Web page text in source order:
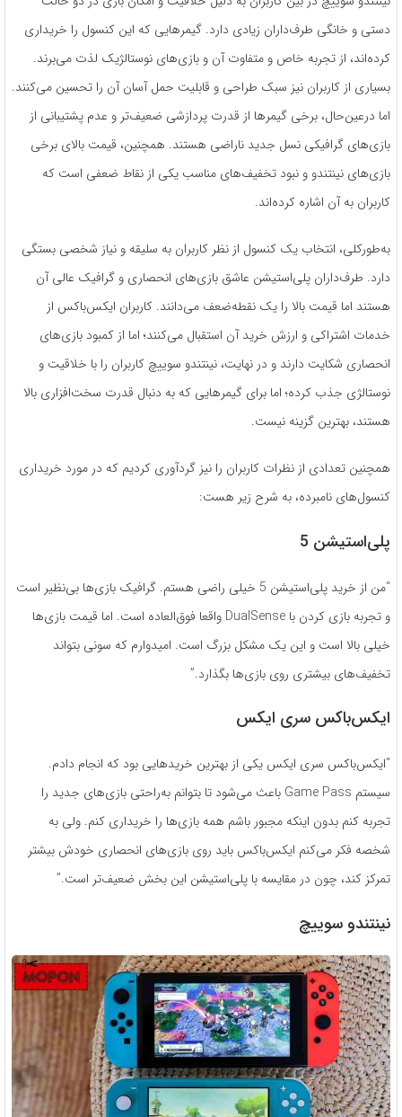
دستی و خانگی طرف‌داران زیادی دارد. گیمرهایی که این کنسول را خریداری
کرده‌اند، از تجربه خاص و متفاوت آن و بازی‌های نوستالژیک لذت می‌برند.
بسیاری از کاربران نیز سبک طراحی و قابلیت حمل آسان آن را تحسین می‌کنند.
اما درعین‌حال، برخی گیمرها از قدرت پردازشی ضعیف‌تر و عدم پشتیبانی از
بازی‌های گرافیکی نسل جدید ناراضی هستند. همچنین، قیمت بالای برخی
بازی‌های نینتندو و نبود تخفیف‌های مناسب یکی از نقاط ضعفی است که
کاربران به آن اشاره کرده‌اند.
به‌طورکلی، انتخاب یک کنسول از نظر کاربران به سلیقه و نیاز شخصی بستگی
دارد. طرف‌داران پلی‌استیشن عاشق بازی‌های انحصاری و گرافیک عالی آن
هستند اما قیمت بالا را یک نقطه‌ضعف می‌دانند. کاربران ایکس‌باکس از
خدمات اشتراکی و ارزش خرید آن استقبال می‌کنند؛ اما از کمبود بازی‌های
انحصاری شکایت دارند و در نهایت، نینتندو سوییچ کاربران را با خلاقیت و
نوستالژی جذب کرده؛ اما برای گیمرهایی که به دنبال قدرت سخت‌افزاری بالا
هستند، بهترین گزینه نیست.
همچنین تعدادی از نظرات کاربران را نیز گردآوری کردیم که در مورد خریداری
کنسول‌های نامبرده، به شرح زیر هست:
پلی‌استیشن 5
“من از خرید پلی‌استیشن 5 خیلی راضی هستم. گرافیک بازی‌ها بی‌نظیر است
و تجربه بازی کردن با DualSense واقعا فوق‌العاده است. اما قیمت بازی‌ها
خیلی بالا است و این یک مشکل بزرگ است. امیدوارم که سونی بتواند
تخفیف‌های بیشتری روی بازی‌ها بگذارد.”
ایکس‌باکس سری ایکس
“ایکس‌باکس سری ایکس یکی از بهترین خریدهایی بود که انجام دادم.
سیستم Game Pass باعث می‌شود تا بتوانم به‌راحتی بازی‌های جدید را
تجربه کنم بدون اینکه مجبور باشم همه بازی‌ها را خریداری کنم. ولی به
شخصه فکر می‌کنم ایکس‌باکس باید روی بازی‌های انحصاری خودش بیشتر
تمرکز کند، چون در مقایسه با پلی‌استیشن این بخش ضعیف‌تر است.”
نینتندو سوییچ